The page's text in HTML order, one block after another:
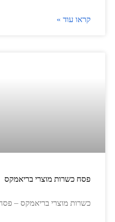
קראו עוד »
פסח כשרות מוצרי בריאמקס
כשרות מוצרי בריאמקס – פסח